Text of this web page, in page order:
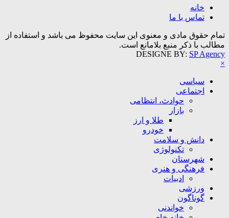
خانه
تماس با ما
تمام حقوق مادی و معنوی این سایت محفوظ می باشد و استفاده از
مطالب با ذکر منبع بلامانع است.
DESIGNE BY: SP Agency
×
سیاسی
اجتماعی
حوادث، انتظامی
بازار
طلا و ارز
خودرو
دانش و سلامت
تکنولوژی
شهرستان
فرهنگی و هنری
ادبیات
ورزشی
گوناگون
خواندنی